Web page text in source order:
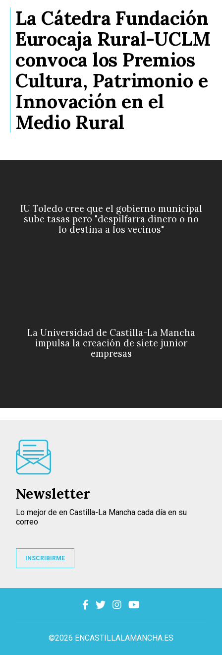
La Cátedra Fundación
Eurocaja Rural-UCLM
convoca los Premios
Cultura, Patrimonio e
Innovación en el
Medio Rural
IU Toledo cree que el gobierno municipal
sube tasas pero "despilfarra dinero o no
lo destina a los vecinos"
La Universidad de Castilla-La Mancha
impulsa la creación de siete junior
empresas
©2026 ENCASTILLALAMANCHA.ES
Newsletter
Lo mejor de en Castilla-La Mancha cada día en su
correo
INSCRIBIRME